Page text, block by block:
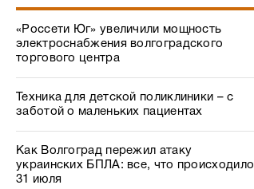
«Россети Юг» увеличили мощность
электроснабжения волгоградского
торгового центра
Техника для детской поликлиники – с
заботой о маленьких пациентах
Как Волгоград пережил атаку
украинских БПЛА: все, что происходило
31 июля